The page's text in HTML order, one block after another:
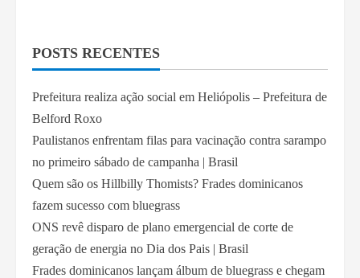
POSTS RECENTES
Prefeitura realiza ação social em Heliópolis – Prefeitura de
Belford Roxo
Paulistanos enfrentam filas para vacinação contra sarampo
no primeiro sábado de campanha | Brasil
Quem são os Hillbilly Thomists? Frades dominicanos
fazem sucesso com bluegrass
ONS revê disparo de plano emergencial de corte de
geração de energia no Dia dos Pais | Brasil
Frades dominicanos lançam álbum de bluegrass e chegam